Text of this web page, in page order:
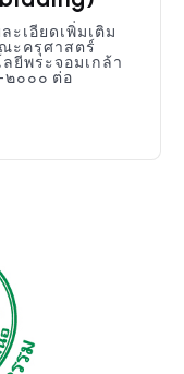
เอียดเพิ่มเติม
ะครุศาสตร์
ยีพระจอมเกล้า
๐๐๐ ต่อ